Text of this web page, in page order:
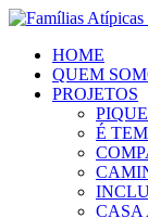
Ir
conteúdo
HOME
QUEM
PROJETOS
É
CASA